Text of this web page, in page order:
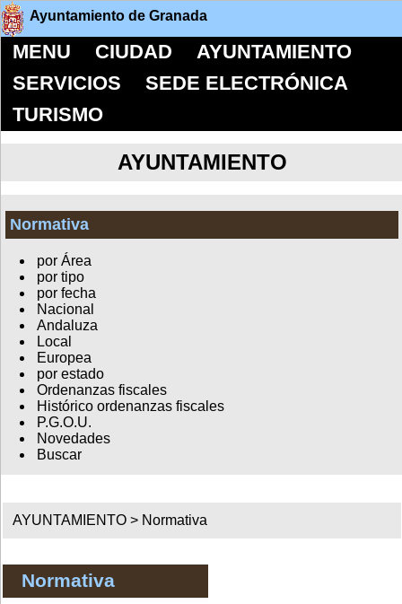
Ayuntamiento de Granada
MENU CIUDAD
AYUNTAMIENTO
SERVICIOS
SEDE ELECTRÓNICA
TURISMO
AYUNTAMIENTO
Normativa
por Área
por tipo
por fecha
Nacional
Andaluza
Local
Europea
por estado
Ordenanzas fiscales
Histórico ordenanzas fiscales
P.G.O.U.
Novedades
Buscar
AYUNTAMIENTO > Normativa
Normativa